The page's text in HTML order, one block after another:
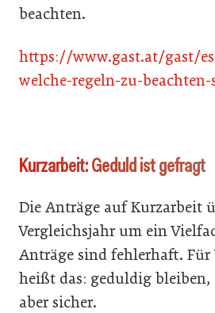
beachten.
https://www.gast.at/gast/
welche-regeln-zu-beachten-
Kurzarbeit: Geduld ist gefragt
Die Anträge auf Kurzarbeit
Vergleichsjahr um ein
Anträge sind fehlerhaft. Für
heißt das: geduldig bleiben,
aber sicher.